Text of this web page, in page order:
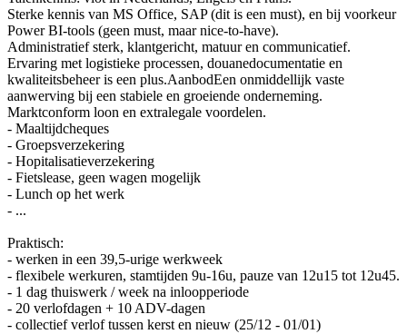
Sterke kennis van MS Office, SAP (dit is een must), en bij voorkeur
Power BI-tools (geen must, maar nice-to-have).
Administratief sterk, klantgericht, matuur en communicatief.
Ervaring met logistieke processen, douanedocumentatie en
kwaliteitsbeheer is een plus.AanbodEen onmiddellijk vaste
aanwerving bij een stabiele en groeiende onderneming.
Marktconform loon en extralegale voordelen.
- Maaltijdcheques
- Groepsverzekering
- Hopitalisatieverzekering
- Fietslease, geen wagen mogelijk
- Lunch op het werk
- ...
Praktisch:
- werken in een 39,5-urige werkweek
- flexibele werkuren, stamtijden 9u-16u, pauze van 12u15 tot 12u45.
- 1 dag thuiswerk / week na inloopperiode
- 20 verlofdagen + 10 ADV-dagen
- collectief verlof tussen kerst en nieuw (25/12 - 01/01)